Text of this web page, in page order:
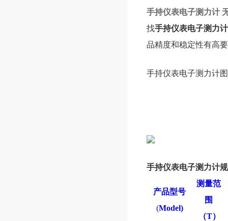
手持仪表电子测力计
找手持仪表电子测力计
品精度和稳定性有高
手持仪表电子测力计
手持仪表电子测力计
产品型号
(Model)
测量范
围
（T）